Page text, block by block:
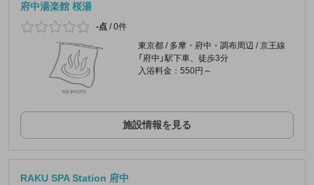
府中湯楽館 桜湯
-点 /0件
東京都 / 多摩・府中・調布周辺 / 京王線
「府中」駅下車、徒歩3分
入浴料金：550円～
施設情報を見る
RAKU SPA Station 府中